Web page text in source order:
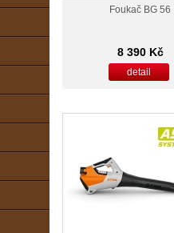
Foukač BG 56
8 390 Kč
detail